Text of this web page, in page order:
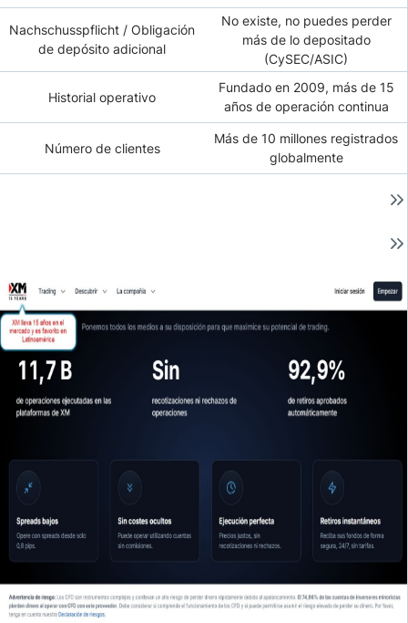
Nachschusspflicht / Obligación
de depósito adicional
No existe, no puedes perder
más de lo depositado
(CySEC/ASIC)
Historial operativo
Fundado en 2009, más de 15
años de operación continua
Número de clientes
Más de 10 millones registrados
globalmente